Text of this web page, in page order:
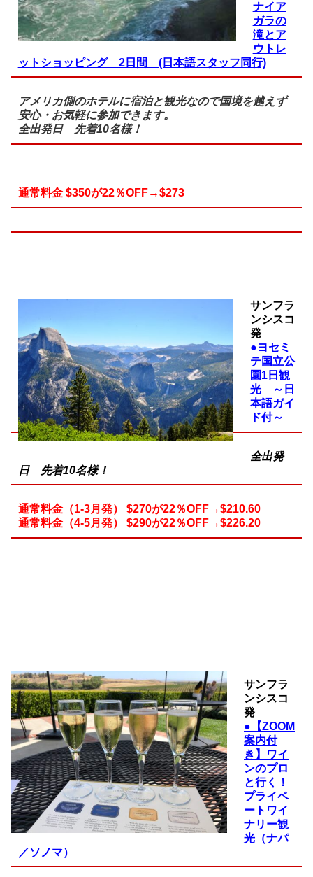
ナイア
ガラの
滝とア
ウトレ
ットショッピング 2日間 (日本語スタッフ同行)
アメリカ側のホテルに宿泊と観光なので国境を越えず
安心・お気軽に参加できます。
全出発日 先着10名様！
通常料金 $350が22％OFF→$273
サンフラ
ンシスコ
発
●ヨセミ
テ国立公
園1日観
光 ～日
本語ガイ
ド付～
全出発
日 先着10名様！
通常料金（1-3月発） $270が22％OFF→$210.60
通常料金（4-5月発） $290が22％OFF→$226.20
サンフラ
ンシスコ
発
● 【ZOOM
案内付
き】ワイ
ンのプロ
と行く！
プライベ
ートワイ
ナリー観
光（ナパ
／ソノマ）